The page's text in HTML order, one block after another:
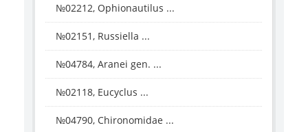
№02212, Ophionautilus ...
№02151, Russiella ...
№04784, Aranei gen. ...
№02118, Eucyclus ...
№04790, Chironomidae ...